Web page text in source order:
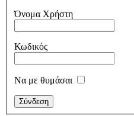
Όνομα Χρήστη
Κωδικός
Να με θυμάσαι